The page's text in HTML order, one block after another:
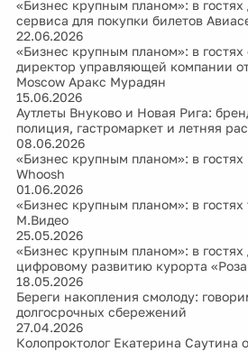
«Бизнес крупным планом»: в гостях
сервиса для покупки билетов
22.06.2026
«Бизнес крупным планом»: в
директор управляющей компании
Moscow Аракс Мурадян
15.06.2026
Аутлеты Внуково и Новая Рига:
полиция, гастромаркет и летняя
08.06.2026
«Бизнес крупным планом»: в
Whoosh
01.06.2026
«Бизнес крупным планом»: в
М.Видео
25.05.2026
«Бизнес крупным планом»: в гостях
цифровому развитию курорта «Роза
18.05.2026
Береги накопления смолоду:
долгосрочных сбережений
27.04.2026
Колопроктолог Екатерина Саутина